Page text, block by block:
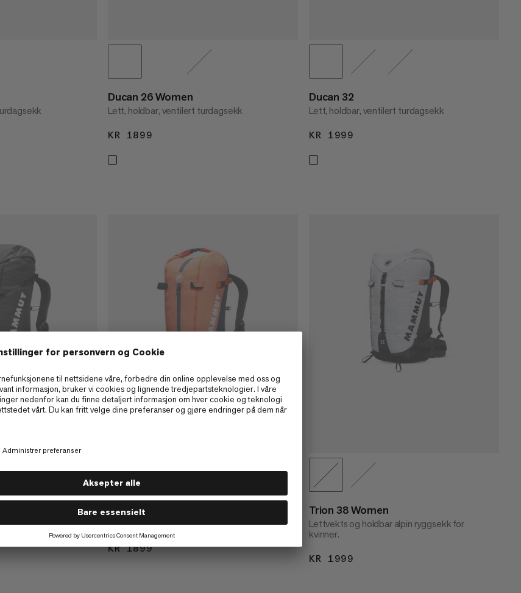
Ducan 26 Women
Lett, holdbar, ventilert turdagsekk
KR 1899
Ducan 32
Lett, holdbar, ventilert turdagsekk
KR 1999
ryggsekk.
Trion 28
Lettvektig og slitesterk alpinryggsekk.
KR 1899KR 1899
Trion 38 Women
Lettvekts og holdbar alpin ryggsekk for
kvinner.
KR 1999